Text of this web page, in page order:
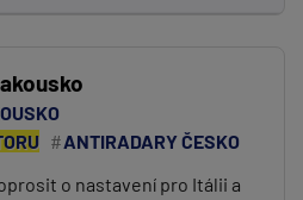
ANTIRADARY ČESKO
o nastavení pro Itálii a